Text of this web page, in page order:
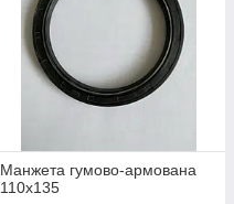
Манжета гумово-армована
110х135